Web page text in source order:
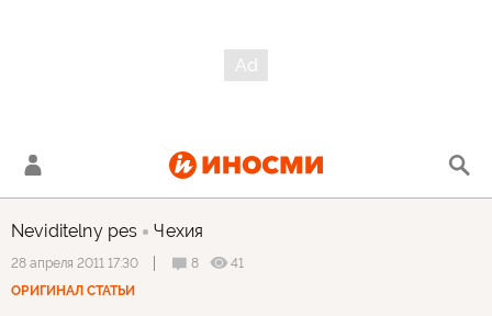
Neviditelny pes Чехия
28 апреля 2011 17:30 8
41
ОРИГИНАЛ СТАТЬИ